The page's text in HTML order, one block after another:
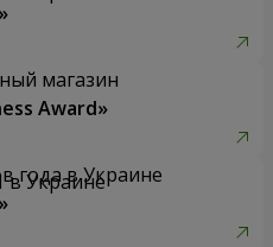
магазин
Award»
года в Украине